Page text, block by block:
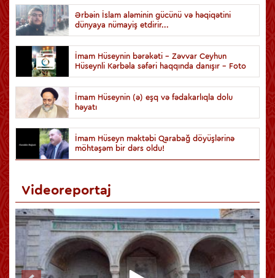
Ərbəin İslam aləminin gücünü və həqiqətini
dünyaya nümayiş etdirir...
İmam Hüseynin bərəkəti - Zəvvar Ceyhun
Hüseynli Kərbəla səfəri haqqında danışır - Foto
İmam Hüseynin (ə) eşq və fədakarlıqla dolu
həyatı
İmam Hüseyn məktəbi Qarabağ döyüşlərinə
möhtəşəm bir dərs oldu!
Videoreportaj